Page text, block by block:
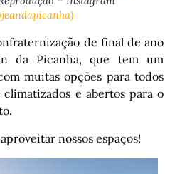
de final de ano
da Picanha, que tem um
muitas opções para todos
climatizados e abertos para o
nossos espaços!